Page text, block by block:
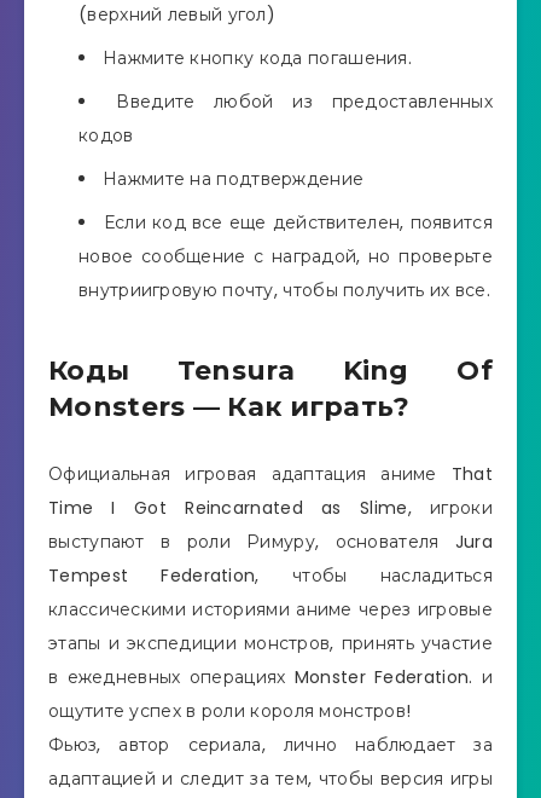
(верхний левый угол)
Нажмите кнопку кода погашения.
Введите любой из предоставленных
кодов
Нажмите на подтверждение
Если код все еще действителен, появится
новое сообщение с наградой, но проверьте
внутриигровую почту, чтобы получить их все.
Коды Tensura King Of
Monsters — Как играть?
Официальная игровая адаптация аниме That
Time I Got Reincarnated as Slime, игроки
выступают в роли Римуру, основателя Jura
Tempest Federation, чтобы насладиться
классическими историями аниме через игровые
этапы и экспедиции монстров, принять участие
в ежедневных операциях Monster Federation. и
ощутите успех в роли короля монстров!
Фьюз, автор сериала, лично наблюдает за
адаптацией и следит за тем, чтобы версия игры